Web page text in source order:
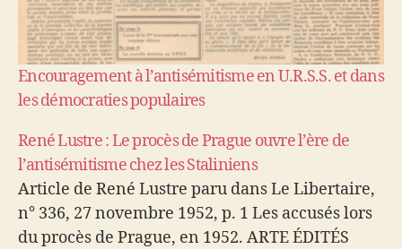
Encouragement à l’antisémitisme en U.R.S.S. et dans
les démocraties populaires
René Lustre : Le procès de Prague ouvre l’ère de
l’antisémitisme chez les Staliniens
Article de René Lustre paru dans Le Libertaire,
n° 336, 27 novembre 1952, p. 1 Les accusés lors
du procès de Prague, en 1952. ARTE ÉDITÉS